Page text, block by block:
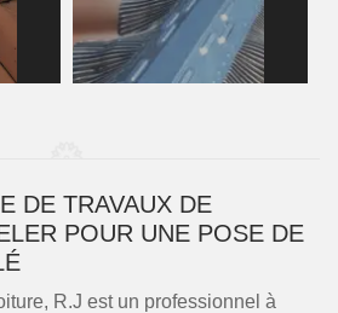
DE TRAVAUX DE
POUR UNE POSE DE
R.J est un professionnel à